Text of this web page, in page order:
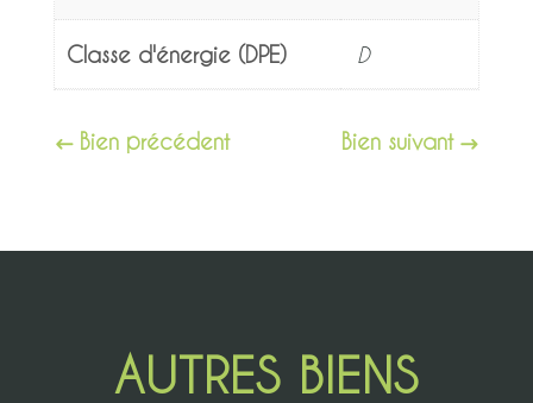
Classe d'énergie (DPE) D
Bien précédent Bien suivant
AUTRES BIENS